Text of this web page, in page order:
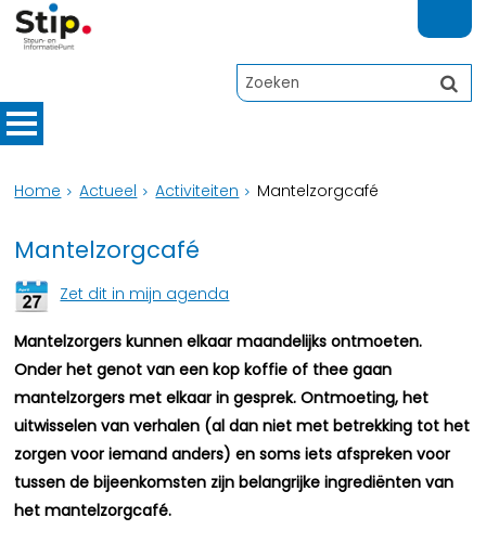
Home Actueel Activiteiten Mantelzorgcafé
Mantelzorgcafé
Zet dit in mijn agenda
Mantelzorgers kunnen elkaar maandelijks ontmoeten.
Onder het genot van een kop koffie of thee gaan
mantelzorgers met elkaar in gesprek. Ontmoeting, het
uitwisselen van verhalen (al dan niet met betrekking tot het
zorgen voor iemand anders) en soms iets afspreken voor
tussen de bijeenkomsten zijn belangrijke ingrediënten van
het mantelzorgcafé.